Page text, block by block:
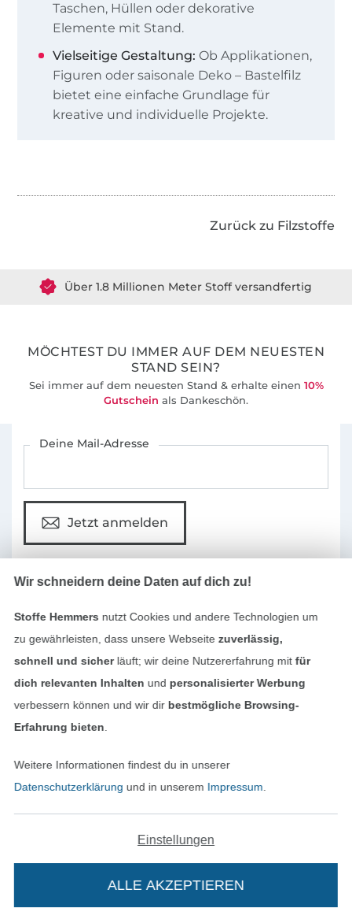
Taschen, Hüllen oder dekorative
Elemente mit Stand.
Vielseitige Gestaltung: Ob Applikationen,
Figuren oder saisonale Deko – Bastelfilz
bietet eine einfache Grundlage für
kreative und individuelle Projekte.
Zurück zu Filzstoffe
Über 1.8 Millionen Meter Stoff versandfertig
36 Jahre Erfahrung
MÖCHTEST DU IMMER AUF DEM NEUESTEN
STAND SEIN?
Sei immer auf dem neuesten Stand & erhalte einen 10%
Gutschein als Dankeschön.
Deine Mail-Adresse
Jetzt anmelden
06.08.2026
zur Lieferung!
Wir schneidern deine Daten auf dich zu!
Stoffe Hemmers nutzt Cookies und andere Technologien um
zu gewährleisten, dass unsere Webseite zuverlässig,
schnell und sicherläuft; wir deine Nutzererfahrung mitfür
dich relevanten Inhalten und personalisierter Werbung
verbessern können und wir dir bestmögliche Browsing-
Erfahrung bieten
Weitere Informationen findest du in unserer
Datenschutzerklärung und in unserem Impressum
Einstellungen
ALLE AKZEPTIEREN